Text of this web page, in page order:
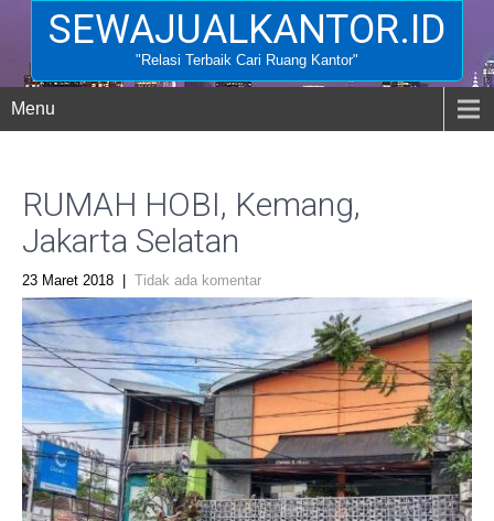
SEWAJUALKANTOR.ID
"Relasi Terbaik Cari Ruang Kantor"
Menu
RUMAH HOBI, Kemang,
Jakarta Selatan
23 Maret 2018 Tidak ada komentar